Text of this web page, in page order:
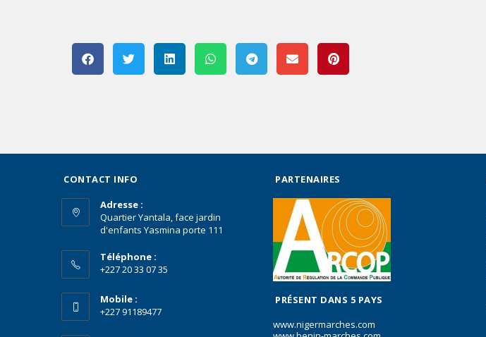
CONTACT INFO
Adresse :
Quartier Yantala, face jardin
d'enfants Yasmina porte 111
Téléphone :
+227 20 33 07 35
Mobile :
+227 91189477
PARTENAIRES
PRÉSENT DANS 5 PAYS
www.nigermarches.com